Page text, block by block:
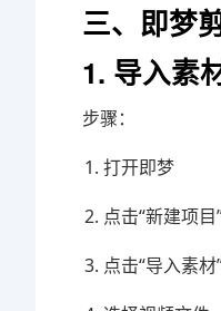
三、即梦
1. 导入素
步骤：
打开即梦
点击“新建项目
点击“导入素材